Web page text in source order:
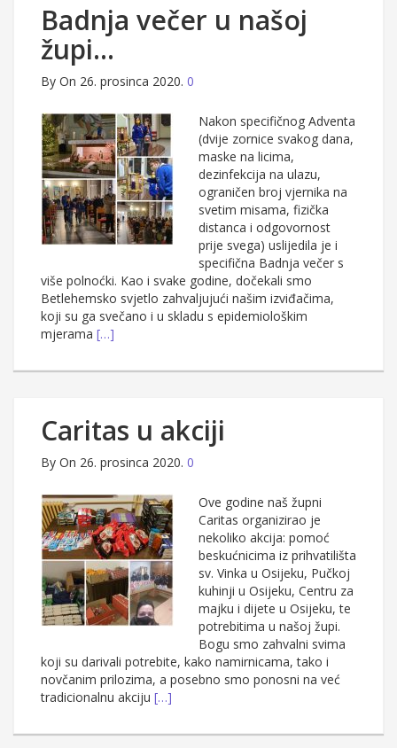
Badnja večer u našoj
župi…
By On 26. prosinca 2020. 0
Nakon specifičnog Adventa
(dvije zornice svakog dana,
maske na licima,
dezinfekcija na ulazu,
ograničen broj vjernika na
svetim misama, fizička
distanca i odgovornost
prije svega) uslijedila je i
specifična Badnja večer s
više polnoćki. Kao i svake godine, dočekali smo
Betlehemsko svjetlo zahvaljujući našim izviđačima,
koji su ga svečano i u skladu s epidemiološkim
mjerama […]
Caritas u akciji
By On 26. prosinca 2020. 0
Ove godine naš župni
Caritas organizirao je
nekoliko akcija: pomoć
beskućnicima iz prihvatilišta
sv. Vinka u Osijeku, Pučkoj
kuhinji u Osijeku, Centru za
majku i dijete u Osijeku, te
potrebitima u našoj župi.
Bogu smo zahvalni svima
koji su darivali potrebite, kako namirnicama, tako i
novčanim prilozima, a posebno smo ponosni na već
tradicionalnu akciju […]